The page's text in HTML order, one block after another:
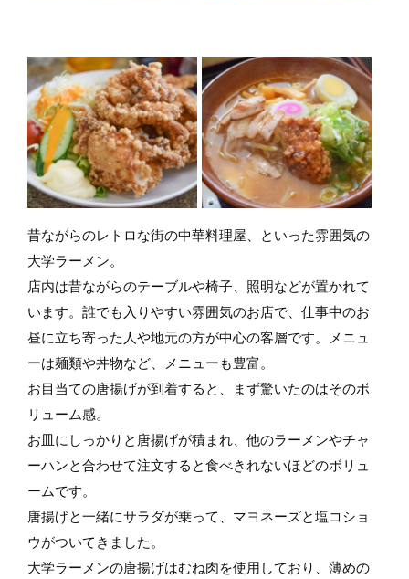
昔ながらのレトロな街の中華料理屋、といった雰囲気の
大学ラーメン。
店内は昔ながらのテーブルや椅子、照明などが置かれて
います。誰でも入りやすい雰囲気のお店で、仕事中のお
昼に立ち寄った人や地元の方が中心の客層です。メニュ
ーは麺類や丼物など、メニューも豊富。
お目当ての唐揚げが到着すると、まず驚いたのはそのボ
リューム感。
お皿にしっかりと唐揚げが積まれ、他のラーメンやチャ
ーハンと合わせて注文すると食べきれないほどのボリュ
ームです。
唐揚げと一緒にサラダが乗って、マヨネーズと塩コショ
ウがついてきました。
大学ラーメンの唐揚げはむね肉を使用しており、薄めの